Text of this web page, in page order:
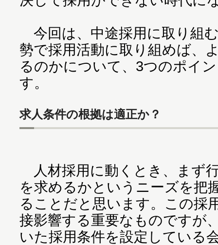
今回は、中途採用に取り組
勢で採用活動に取り組めば、
るのかについて、3つのポイ
す。
求人条件の根拠は適正か？
人材採用に動くとき、まず
を求めるかというニーズを把
ることだと思います。この採
接影響する重要なものですが
いた採用条件を設定している